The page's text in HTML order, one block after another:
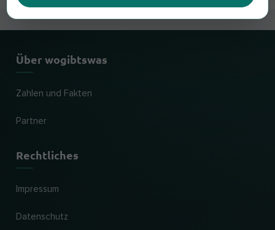
Über wogibtswas
Zahlen und Fakten
Partner
Rechtliches
Impressum
Datenschutz